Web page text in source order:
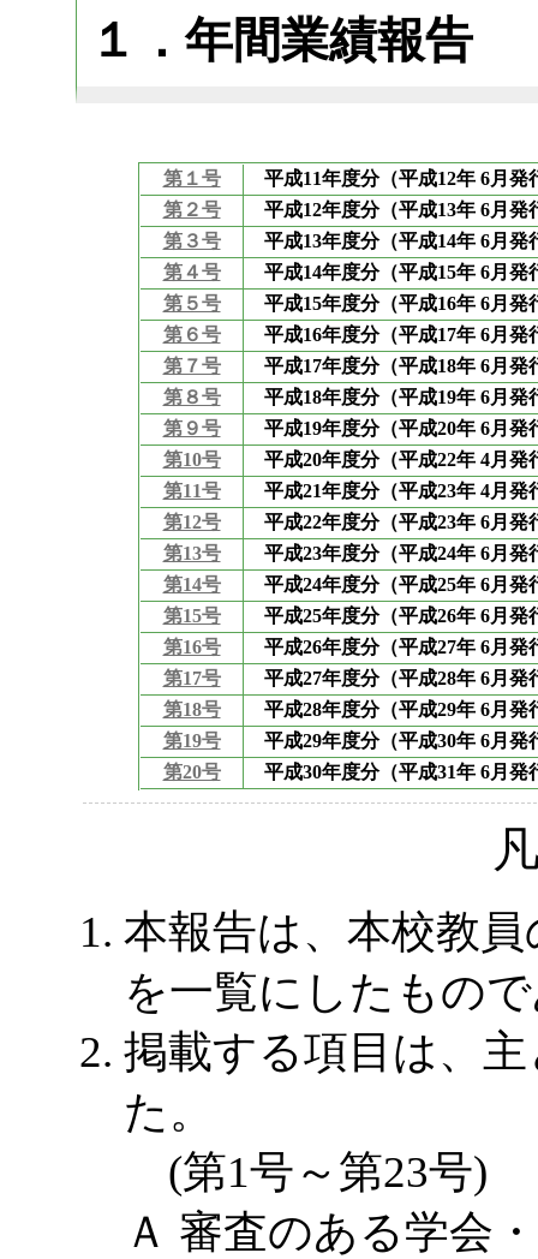
１．年間業績報告
第１号
平成11年度分（平成12年 6月発
第２号
平成12年度分（平成13年 6月発
第３号
平成13年度分（平成14年 6月発
第４号
平成14年度分（平成15年 6月発
第５号
平成15年度分（平成16年 6月発
第６号
平成16年度分（平成17年 6月発
第７号
平成17年度分（平成18年 6月発
第８号
平成18年度分（平成19年 6月発
第９号
平成19年度分（平成20年 6月発
第10号
平成20年度分（平成22年 4月発
第11号
平成21年度分（平成23年 4月発
第12号
平成22年度分（平成23年 6月発
第13号
平成23年度分（平成24年 6月発
第14号
平成24年度分（平成25年 6月発
第15号
平成25年度分（平成26年 6月発
第16号
平成26年度分（平成27年 6月発
第17号
平成27年度分（平成28年 6月発
第18号
平成28年度分（平成29年 6月発
第19号
平成29年度分（平成30年 6月発
第20号
平成30年度分（平成31年 6月発
本報告は、本校教
を一覧にしたもの
掲載する項目は、
た。
(第1号～第23号)
Ａ 審査のある学会